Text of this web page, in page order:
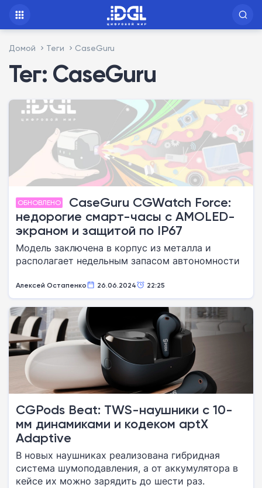
Домой Теги CaseGuru
Тег: CaseGuru
ОБНОВЛЕНО
CaseGuru CGWatch Force:
недорогие смарт-часы с AMOLED-
экраном и защитой по IP67
Модель заключена в корпус из металла и
располагает недельным запасом автономности
Алексей Остапенко 26.06.2024 22:25
CGPods Beat: TWS-наушники с 10-
мм динамиками и кодеком aptX
Adaptive
В новых наушниках реализована гибридная
система шумоподавления, а от аккумулятора в
кейсе их можно зарядить до шести раз.